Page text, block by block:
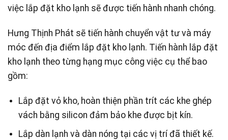
việc lắp đặt kho lạnh sẽ được tiến hành nhanh chóng.
Hưng Thịnh Phát sẽ tiến hành chuyển vật tư và máy
móc đến địa điểm lắp đặt kho lạnh. Tiến hành lắp đặt
kho lạnh theo từng hạng mục công việc cụ thể bao
gồm:
Lắp đặt vỏ kho, hoàn thiện phần trít các khe ghép
vách bằng silicon đảm bảo khe được bịt kín.
Lắp dàn lạnh và dàn nóng tại các vị trí đã thiết kế.